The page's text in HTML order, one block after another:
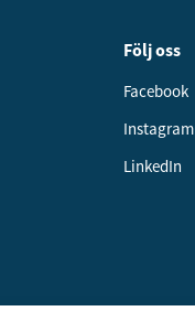
Följ oss
Facebook
Instagram
LinkedIn